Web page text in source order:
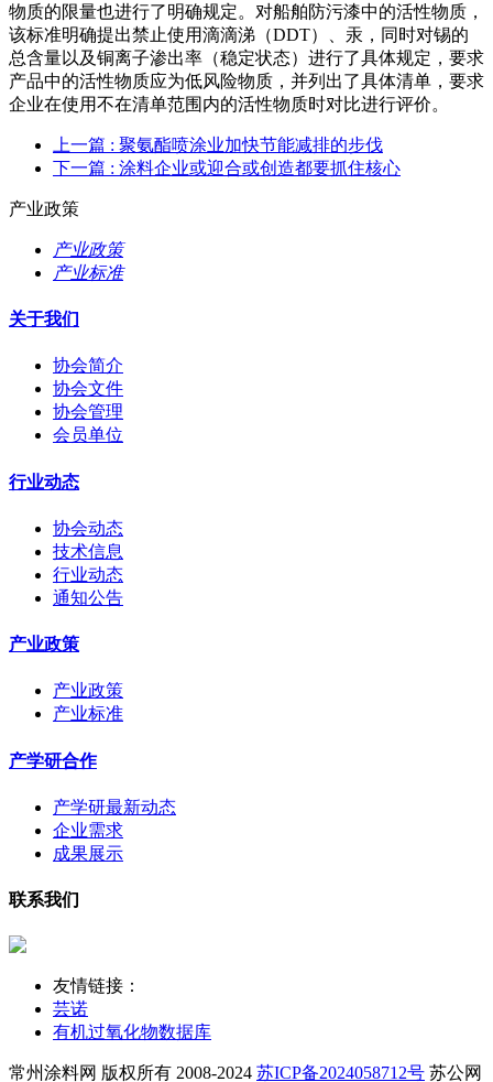
物质的限量也进行了明确规定。对船舶防污漆中的活性物质，
该标准明确提出禁止使用滴滴涕（DDT）、汞，同时对锡的
总含量以及铜离子渗出率（稳定状态）进行了具体规定，要求
产品中的活性物质应为低风险物质，并列出了具体清单，要求
企业在使用不在清单范围内的活性物质时对比进行评价。
上一篇 : 聚氨酯喷涂业加快节能减排的步伐
下一篇 : 涂料企业或迎合或创造都要抓住核心
产业政策
产业政策
产业标准
关于我们
协会简介
协会文件
协会管理
会员单位
行业动态
协会动态
技术信息
行业动态
通知公告
产业政策
产业政策
产业标准
产学研合作
产学研最新动态
企业需求
成果展示
联系我们
友情链接：
芸诺
有机过氧化物数据库
常州涂料网 版权所有 2008-2024 苏ICP备2024058712号 苏公网